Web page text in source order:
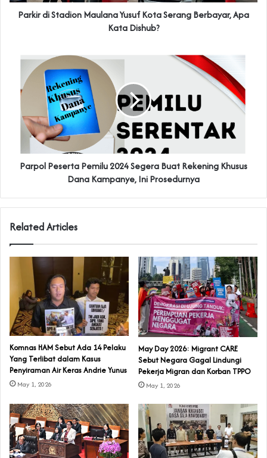
Parkir di Stadion Maulana Yusuf Kota Serang Berbayar, Apa
Kata Dishub?
Parpol Peserta Pemilu 2024 Segera Buat Rekening Khusus
Dana Kampanye, Ini Prosedurnya
Related Articles
Komnas HAM Sebut Ada 14 Pelaku
Yang Terlibat dalam Kasus
Penyiraman Air Keras Andrie Yunus
May 1, 2026
May Day 2026: Migrant CARE
Sebut Negara Gagal Lindungi
Pekerja Migran dan Korban TPPO
May 1, 2026